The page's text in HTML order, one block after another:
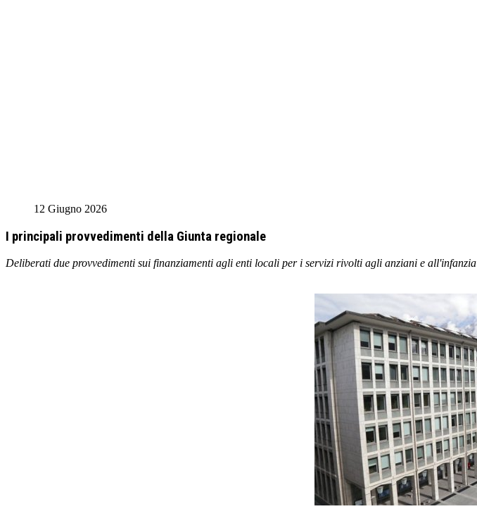
12 Giugno 2026
I principali provvedimenti della Giunta regionale
Deliberati due provvedimenti sui finanziamenti agli enti locali per i servizi rivolti agli anziani e all'infanzia